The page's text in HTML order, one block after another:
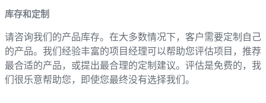
库存和定制
请咨询我们的产品库存。在大多数情况下，客户需要定制自己
的产品。我们经验丰富的项目经理可以帮助您评估项目，推荐
最合适的产品，或提出最合理的定制建议。评估是免费的，我
们很乐意帮助您，即使您最终没有选择我们。